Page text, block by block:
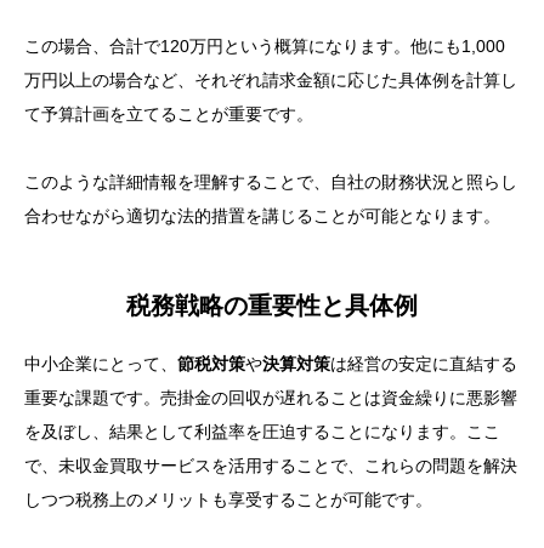
この場合、合計で120万円という概算になります。他にも1,000
万円以上の場合など、それぞれ請求金額に応じた具体例を計算し
て予算計画を立てることが重要です。
このような詳細情報を理解することで、自社の財務状況と照らし
合わせながら適切な法的措置を講じることが可能となります。
税務戦略の重要性と具体例
中小企業にとって、 節税対策や決算対策は経営の安定に直結する
重要な課題です。売掛金の回収が遅れることは資金繰りに悪影響
を及ぼし、結果として利益率を圧迫することになります。ここ
で、未収金買取サービスを活用することで、これらの問題を解決
しつつ税務上のメリットも享受することが可能です。
訓（ケーススタディ）